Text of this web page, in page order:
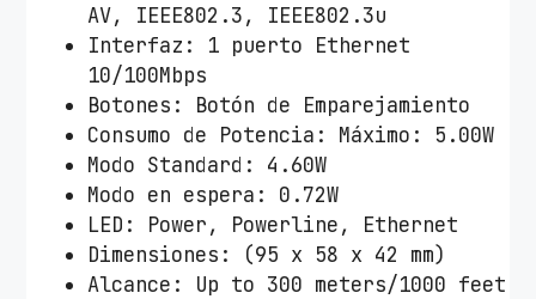
AV, IEEE802.3, IEEE802.3u
Interfaz: 1 puerto Ethernet
10/100Mbps
Botones: Botón de Emparejamiento
Consumo de Potencia: Máximo: 5.00W
Modo Standard: 4.60W
Modo en espera: 0.72W
LED: Power, Powerline, Ethernet
Dimensiones: (95 x 58 x 42 mm)
Alcance: Up to 300 meters/1000 feet